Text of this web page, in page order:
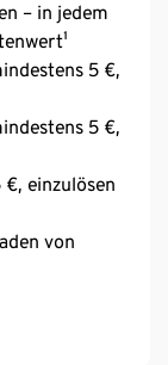
– in jedem
5 €,
5 €,
einzulösen
von